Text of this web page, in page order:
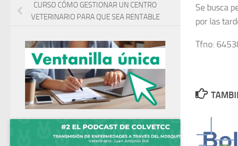
Se busca
por las
Tfno:
CURSO CÓMO GESTIONAR UN CENTRO
VETERINARIO PARA QUE SEA RENTABLE